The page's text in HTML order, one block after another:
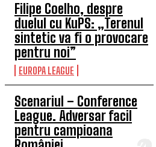
Filipe Coelho, despre
duelul cu KuPS: „Terenul
sintetic va fi o provocare
pentru noi”
EUROPA LEAGUE
Scenariul – Conference
League. Adversar facil
pentru campioana